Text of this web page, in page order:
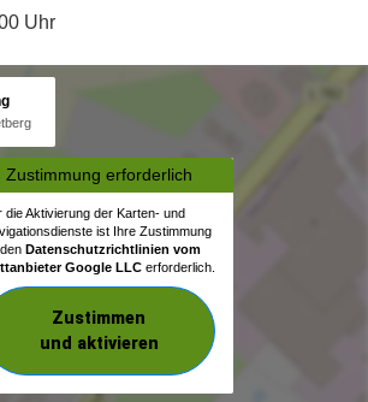
Uhr
Zustimmung erforderlich
die Aktivierung der Karten- und
ist Ihre Zustimmung
Datenschutzrichtlinien vom
Google LLC erforderlich.
Zustimmen
und aktivieren